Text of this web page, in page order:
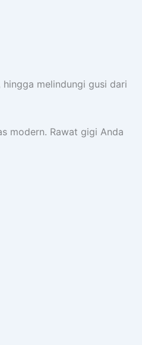
melindungi gusi dari
modern. Rawat gigi Anda